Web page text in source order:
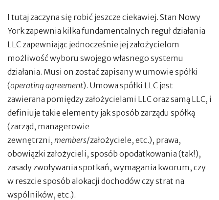
I tutaj zaczyna się robić jeszcze ciekawiej. Stan Nowy
York zapewnia kilka fundamentalnych reguł działania
LLC zapewniając jednocześnie jej założycielom
możliwość wyboru swojego własnego systemu
działania. Musi on zostać zapisany w umowie spółki
(operating agreement). Umowa spółki LLC jest
zawierana pomiędzy założycielami LLC oraz samą LLC, i
definiuje takie elementy jak sposób zarządu spółką
(zarząd, managerowie
zewnętrzni, members/założyciele, etc.), prawa,
obowiązki założycieli, sposób opodatkowania (tak!),
zasady zwoływania spotkań, wymagania kworum, czy
w reszcie sposób alokacji dochodów czy strat na
wspólników, etc.).